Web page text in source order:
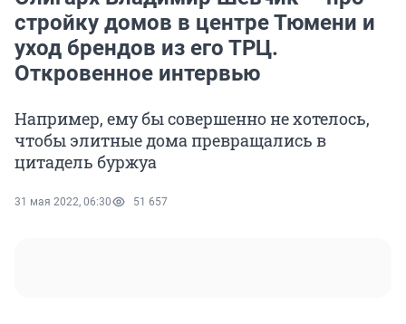
стройку домов в центре Тюмени и
уход брендов из его ТРЦ.
Откровенное интервью
Например, ему бы совершенно не хотелось,
чтобы элитные дома превращались в
цитадель буржуа
31 мая 2022, 06:30 51 657